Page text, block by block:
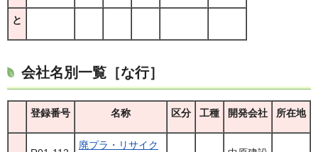
と
会社名別一覧［な行］
登録番号 名称 区分 工種 開発会社 所在地
廃プラ・リサイク